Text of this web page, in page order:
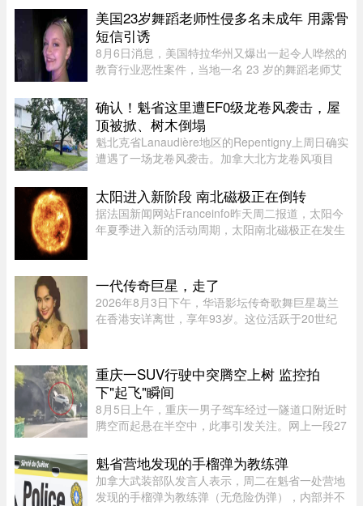
动和拥吻，举止形影不离，再度成为娱乐媒体焦
点，也成功吸引美国参议员的 ...
美国23岁舞蹈老师性侵多名未成年 用露骨
短信引诱
8月6日消息，美国特拉华州又爆出一起令人哗然的
教育行业恶性案件，当地一名 23 岁的舞蹈老师艾
舞蹈工作室的两名未成年学生实施性虐待，还通过
电子设备引诱青少年，面临 ...
确认！魁省这里遭EF0级龙卷风袭击，屋
顶被掀、树木倒塌
魁北克省Lanaudière地区的Repentigny上周日确实
遭遇了一场龙卷风袭击。加拿大北方龙卷风项目
认，当天形成的是一场EF0级龙卷风。报告指出，
这场龙卷风是在一个弱超级单体 ...
太阳进入新阶段 南北磁极正在倒转
据法国新闻网站Franceinfo昨天周二报道，太阳今
年夏季进入新的活动周期，太阳南北磁极正在发生
南磁极，南磁极则转变为北 ...
一代传奇巨星，走了
2026年8月3日下午，华语影坛传奇歌舞巨星葛兰
在香港安详离世，享年93岁。这位活跃于20世纪
片。她的离去，带走了一个流 ...
重庆一SUV行驶中突腾空上树 监控拍
下"起飞"瞬间
8月5日上午，重庆一男子驾车经过一隧道口附近时
腾空而起悬在半空中，此事引发关注。网上一段27
道，其前方右边是一处转弯，前端左侧是一个隧道
口，当车驶至该隧道口附近时 ...
魁省营地发现的手榴弹为教练弹
加拿大武装部队发言人表示，周二在魁省一处营地
发现的手榴弹为教练弹（无危险伪弹），内部并不